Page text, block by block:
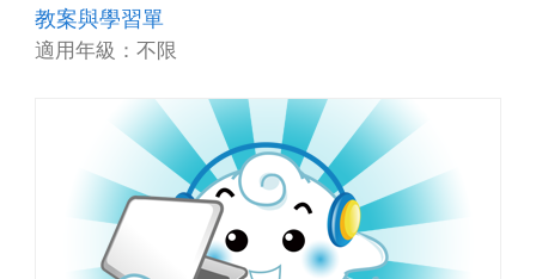
教案與學習單
適用年級：不限